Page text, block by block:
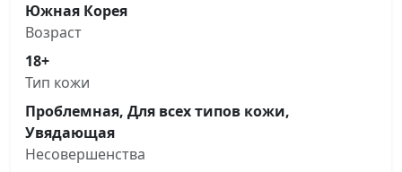
Южная Корея
Возраст
18+
Тип кожи
Проблемная, Для всех типов кожи,
Увядающая
Несовершенства